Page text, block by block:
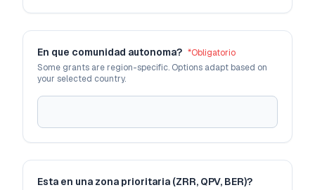
En que comunidad autonoma? *Obligatorio
Some grants are region-specific. Options adapt based on
your selected country.
Esta en una zona prioritaria (ZRR, QPV, BER)?